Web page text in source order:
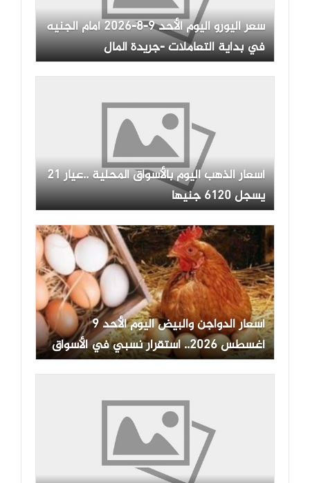
سعر اليورو اليوم الأحد 9-8-2026 أمام الجنيه
في بداية التعاملات -جريدة المال
أسعار الذهب اليوم بالأسواق المحلية ..عيار 21
يسجل 6120 جنيها
أسعار الدواجن والبيض اليوم الأحد 9
أغسطس 2026.. استقرار نسبي في الأسواق